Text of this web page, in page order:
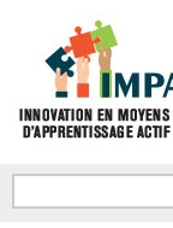
FORMULAIRE DE